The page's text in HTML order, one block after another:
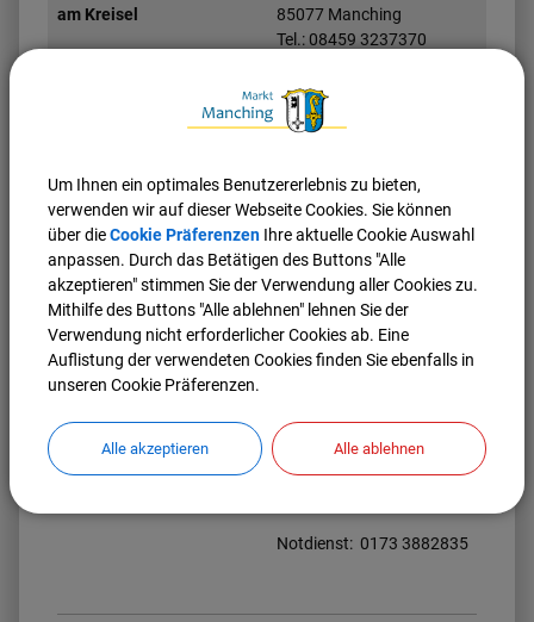
am Kreisel
85077 Manching
Tel.: 08459 3237370
E-Mail senden
zur Webseite
85077 Manching
Tel.: 08459 2680
Fax: 08459 7221
zur Webseite
Sanitätshaus
Sanitätshaus Spörer
85077 Manching
Tel.: 08459 326740
Fax: 08459 326742
Notdienst: 0173 3882835
Um Ihnen ein optimales Benutzererlebnis zu bieten,
verwenden wir auf dieser Webseite Cookies. Sie können
über dieCookie Präferenzen Ihre aktuelle Cookie Auswahl
anpassen. Durch das Betätigen des Buttons "Alle
akzeptieren" stimmen Sie der Verwendung aller Cookies zu.
Mithilfe des Buttons "Alle ablehnen" lehnen Sie der
Verwendung nicht erforderlicher Cookies ab. Eine
Auflistung der verwendeten Cookies finden Sie ebenfalls in
unseren Cookie Präferenzen.
Alle akzeptieren Alle ablehnen